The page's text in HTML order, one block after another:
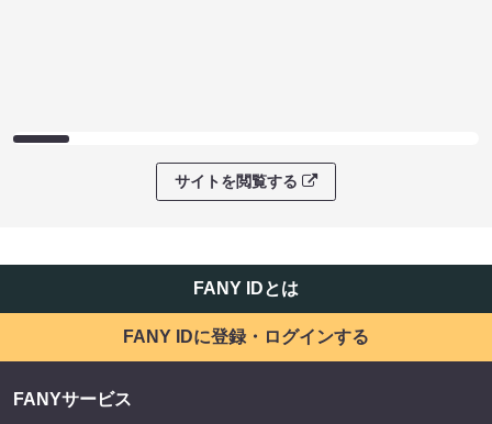
サイトを閲覧する
FANY IDとは
FANY IDに登録・ログインする
FANYサービス